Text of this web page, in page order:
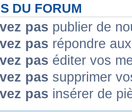
DU FORUM
pas publier de
pas répondre
pas éditer vos
pas supprimer
pas insérer de